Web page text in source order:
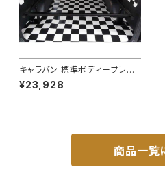
キャラバン 標準ボディープレミ
アムＧＸ/ＧＸライダ～用ベッドキ
ットフレーム GZ100-1
¥23,928
商品一覧